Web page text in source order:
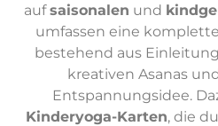
aufsaisonalen und
umfassen eine
bestehend aus
kreativen Asanas
Entspannungsidee.
Kinderyoga-Karten, die